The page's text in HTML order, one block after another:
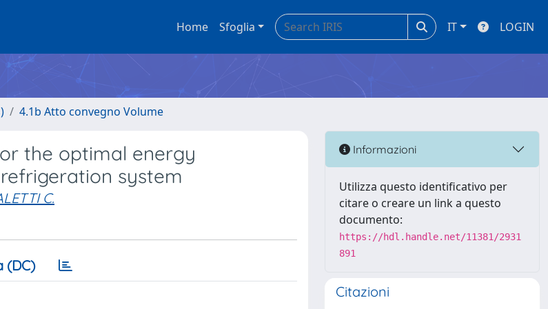
Home Sfoglia IT LOGIN
4.1b Atto convegno Volume
the optimal energy
system
C.
(DC)
Informazioni
Utilizza questo identificativo per
citare o creare un link a questo
documento:
https://hdl.handle.net/11381/2931
891
Citazioni